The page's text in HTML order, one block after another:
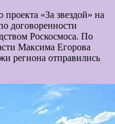
«За звездой» на
договоренности
Роскосмоса. По
Максима Егорова
региона отправились